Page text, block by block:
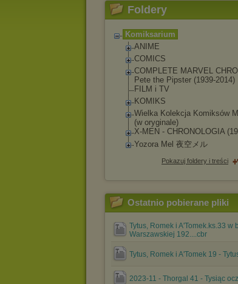
Foldery
Komiksarium
ANIME
COMICS
COMPLETE MARVEL
Pete the Pipster (1939-2014)
FILM i TV
KOMIKS
Wielka Kolekcja Komiksów
(w oryginale)
X-MEN - CHRONOLOGIA
Yozora Mel 夜空メル
Pokazuj foldery i treści
Ostatnio pobierane pliki
Tytus, Romek i A'Tomek.ks.33 w
Warszawskiej 192....cbr
Tytus, Romek i A'Tomek 19 -
2023-11 - Thorgal 41 - Tysiąc